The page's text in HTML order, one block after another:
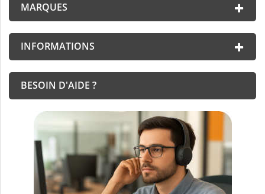
MARQUES
INFORMATIONS
BESOIN D'AIDE ?